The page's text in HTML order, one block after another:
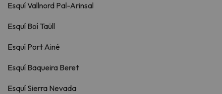
Esquí Vallnord Pal-Arinsal
Esquí Boí Taüll
Esquí Port Ainé
Esquí Baqueira Beret
Esquí Sierra Nevada